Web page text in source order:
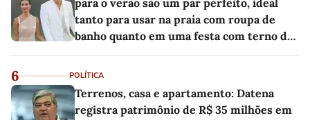
para o verão são um par perfeito, ideal
tanto para usar na praia com roupa de
banho quanto em uma festa com terno de
6 POLÍTICA
Terrenos, casa e apartamento: Datena
registra patrimônio de R$ 35 milhões em